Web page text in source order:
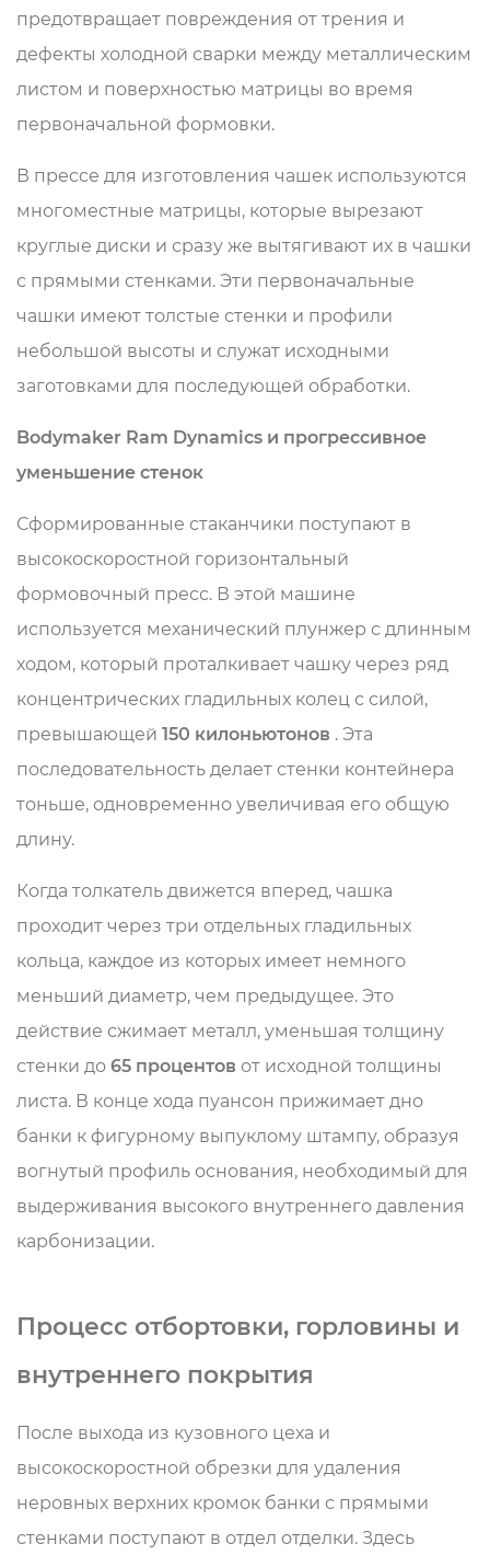
предотвращает повреждения от трения и
дефекты холодной сварки между металлическим
листом и поверхностью матрицы во время
первоначальной формовки.
В прессе для изготовления чашек используются
многоместные матрицы, которые вырезают
круглые диски и сразу же вытягивают их в чашки
с прямыми стенками. Эти первоначальные
чашки имеют толстые стенки и профили
небольшой высоты и служат исходными
заготовками для последующей обработки.
Bodymaker Ram Dynamics и прогрессивное
уменьшение стенок
Сформированные стаканчики поступают в
высокоскоростной горизонтальный
формовочный пресс. В этой машине
используется механический плунжер с длинным
ходом, который проталкивает чашку через ряд
концентрических гладильных колец с силой,
превышающей 150 килоньютонов . Эта
последовательность делает стенки контейнера
тоньше, одновременно увеличивая его общую
длину.
Когда толкатель движется вперед, чашка
проходит через три отдельных гладильных
кольца, каждое из которых имеет немного
меньший диаметр, чем предыдущее. Это
действие сжимает металл, уменьшая толщину
стенки до 65 процентов от исходной толщины
листа. В конце хода пуансон прижимает дно
банки к фигурному выпуклому штампу, образуя
вогнутый профиль основания, необходимый для
выдерживания высокого внутреннего давления
карбонизации.
Процесс отбортовки, горловины и
внутреннего покрытия
После выхода из кузовного цеха и
высокоскоростной обрезки для удаления
неровных верхних кромок банки с прямыми
стенками поступают в отдел отделки. Здесь